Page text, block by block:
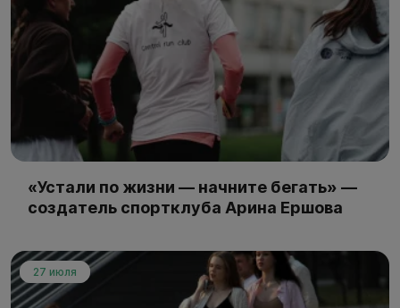
«Устали по жизни — начните бегать» —
создатель спортклуба Арина Ершова
27 июля